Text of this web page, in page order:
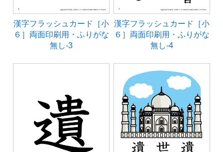
漢字フラッシュカード［小
６］両面印刷用・ふりがな
無し-3
漢字フラッシュカード［小
６］両面印刷用・ふりがな
無し-4